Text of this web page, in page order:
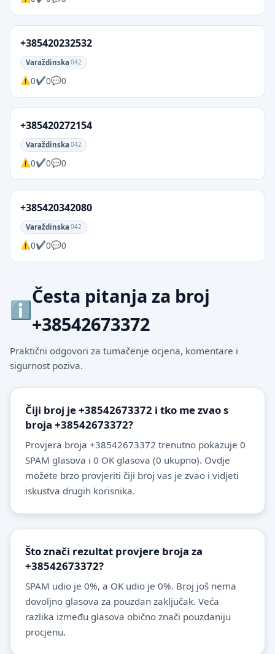
+385420232532
Varaždinska 042
0 0 0
+385420272154
Varaždinska 042
0 0 0
+385420342080
Varaždinska 042
0 0 0
Česta pitanja za broj
+38542673372
Praktični odgovori za tumačenje ocjena, komentare i
sigurnost poziva.
Čiji broj je +38542673372 i tko me zvao s
broja +38542673372?
Provjera broja +38542673372 trenutno pokazuje 0
SPAM glasova i 0 OK glasova (0 ukupno). Ovdje
možete brzo provjeriti čiji broj vas je zvao i vidjeti
iskustva drugih korisnika.
Što znači rezultat provjere broja za
+38542673372?
SPAM udio je 0%, a OK udio je 0%. Broj još nema
dovoljno glasova za pouzdan zaključak. Veća
razlika između glasova obično znači pouzdaniju
procjenu.